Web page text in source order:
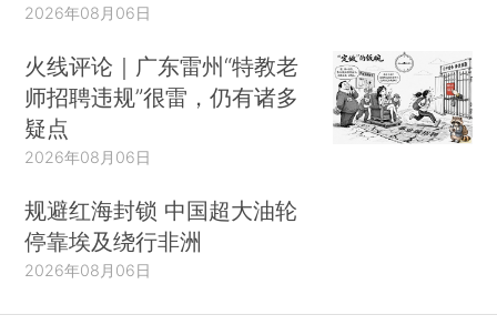
2026年08月06日
火线评论｜广东雷州“特教老
师招聘违规”很雷，仍有诸多
疑点
2026年08月06日
规避红海封锁 中国超大油轮
停靠埃及绕行非洲
2026年08月06日